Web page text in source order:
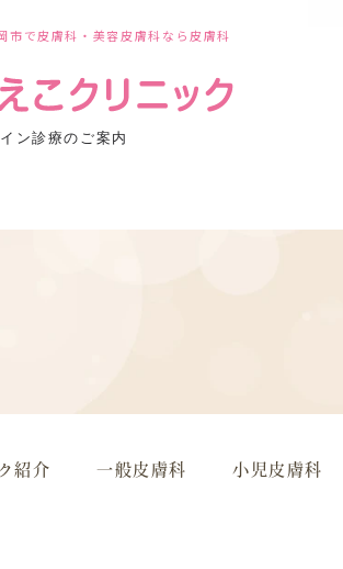
市で皮膚科・美容皮膚科なら皮膚科
ン診療のご案内
紹介 一般皮膚科 小児皮膚科